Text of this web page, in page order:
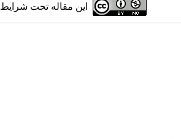
این مقاله تحت شرایط